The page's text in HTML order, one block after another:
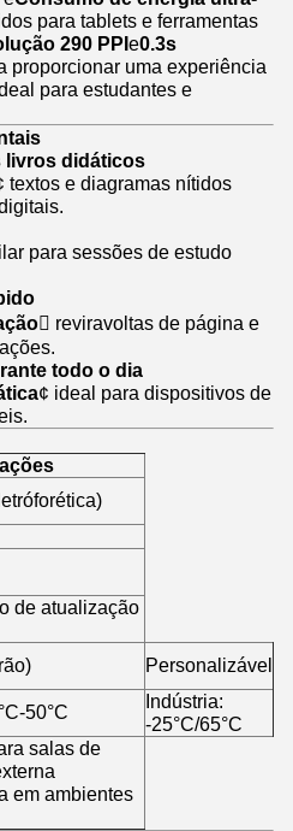
para tablets e ferramentas
290 PPIe0.3s
proporcionar uma experiência
para estudantes e
livros didáticos
textos e diagramas nítidos
para sessões de estudo
 reviravoltas de página e
todo o dia
¢ ideal para dispositivos de
de atualização
Personalizável
50°C
Indústria:
-25°C/65°C
salas de
em ambientes